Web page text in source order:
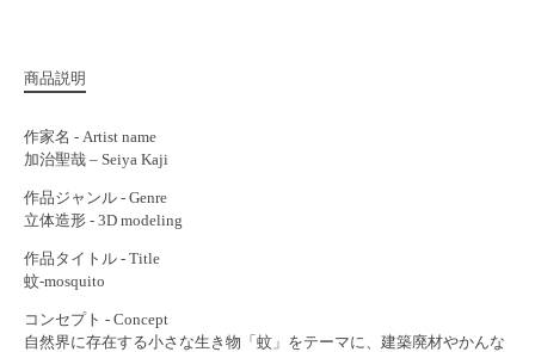
商品説明
作家名 - Artist name
加治聖哉 – Seiya Kaji
作品ジャンル - Genre
立体造形 - 3D modeling
作品タイトル - Title
蚊-mosquito
コンセプト - Concept
自然界に存在する小さな生き物「蚊」をテーマに、建築廃材やかんな